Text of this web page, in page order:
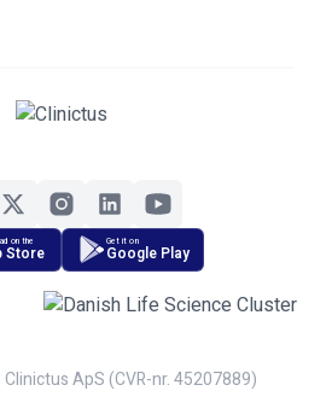
on the
Store
Get it on
Google Play
ApS (CVR-nr. 45207889)